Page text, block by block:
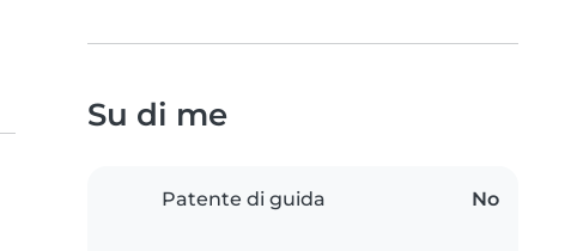
Su di me
Patente di guida No